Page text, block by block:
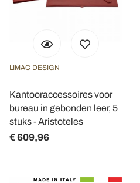
LIMAC DESIGN
Kantooraccessoires voor
bureau in gebonden leer, 5
stuks - Aristoteles
€ 609,96